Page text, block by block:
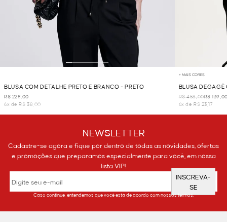
BLUSA COM DETALHE PRETO E BRANCO - PRETO
R$ 228,00
6x de R$ 38,00
+ MAIS CORES
BLUSA DEGAGÊ
R$ 458,00R$
6x de R$ 23,17
NEWSLETTER
Cadastre-se agora e fique por dentro de todas as novidades, ofertas
e promoções que preparamos especialmente para você, em nossa
lista VIP!
INSCREVA-
SE
Caso continue, entendemos que você está de acordo com nossos termos.